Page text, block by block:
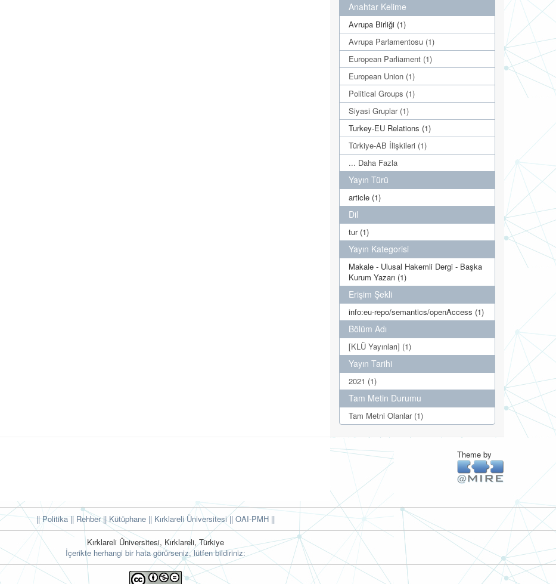
Anahtar Kelime
Avrupa Birliği (1)
Avrupa Parlamentosu (1)
European Parliament (1)
European Union (1)
Political Groups (1)
Siyasi Gruplar (1)
Turkey-EU Relations (1)
Türkiye-AB İlişkileri (1)
... Daha Fazla
Yayın Türü
article (1)
Dil
tur (1)
Yayın Kategorisi
Makale - Ulusal Hakemli Dergi - Başka
Kurum Yazarı (1)
Erişim Şekli
info:eu-repo/semantics/openAccess (1)
Bölüm Adı
[KLÜ Yayınları] (1)
Yayın Tarihi
2021 (1)
Tam Metin Durumu
Tam Metni Olanlar (1)
Theme by
|| Politika || Rehber|| Kütüphane || Kırklareli Üniversitesi || OAI-PMH ||
Kırklareli Üniversitesi, Kırklareli, Türkiye
İçerikte herhangi bir hata görürseniz, lütfen bildiriniz: